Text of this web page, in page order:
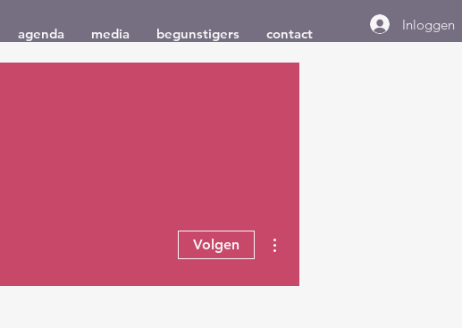
agenda media begunstigers contact
Inloggen
Volgen